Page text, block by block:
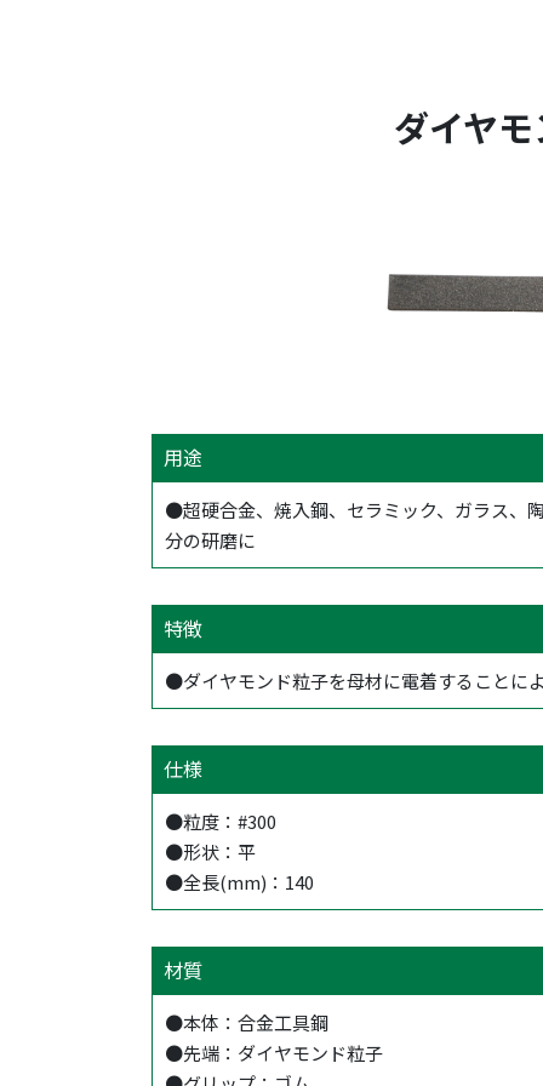
ダイヤ
用途
●超硬合金、焼入鋼、セラミック、ガラス、
分の研磨に
特徴
●ダイヤモンド粒子を母材に電着することに
仕様
●粒度：#300
●形状：平
●全長(mm)：140
材質
●本体：合金工具鋼
●先端：ダイヤモンド粒子